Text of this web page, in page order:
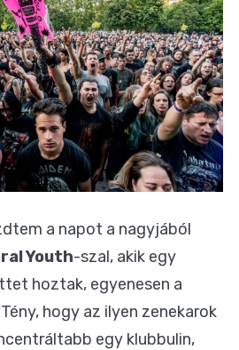
a napot a nagyjából
Youth-szal, akik egy
hoztak, egyenesen a
hogy az ilyen zenekarok
egy klubbulin,